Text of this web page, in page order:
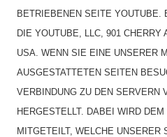
BETRIEBENEN SEITE YOUTUBE.
DIE YOUTUBE, LLC, 901 CHERRY
USA. WENN SIE EINE UNSERER
AUSGESTATTETEN SEITEN
VERBINDUNG ZU DEN SERVERN
HERGESTELLT. DABEI WIRD
MITGETEILT, WELCHE UNSERER